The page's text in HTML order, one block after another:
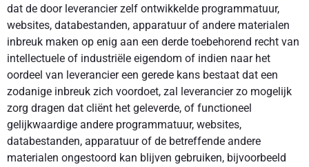
dat de door leverancier zelf ontwikkelde programmatuur,
websites, databestanden, apparatuur of andere materialen
inbreuk maken op enig aan een derde toebehorend recht van
intellectuele of industriële eigendom of indien naar het
oordeel van leverancier een gerede kans bestaat dat een
zodanige inbreuk zich voordoet, zal leverancier zo mogelijk
zorg dragen dat cliënt het geleverde, of functioneel
gelijkwaardige andere programmatuur, websites,
databestanden, apparatuur of de betreffende andere
materialen ongestoord kan blijven gebruiken, bijvoorbeeld